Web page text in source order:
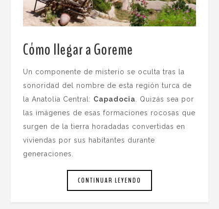
Cómo llegar a Goreme
Un componente de misterio se oculta tras la
sonoridad del nombre de esta región turca de
la Anatolia Central: Capadocia . Quizás sea por
las imágenes de esas formaciones rocosas que
surgen de la tierra horadadas convertidas en
viviendas por sus habitantes durante
generaciones.
CONTINUAR LEYENDO